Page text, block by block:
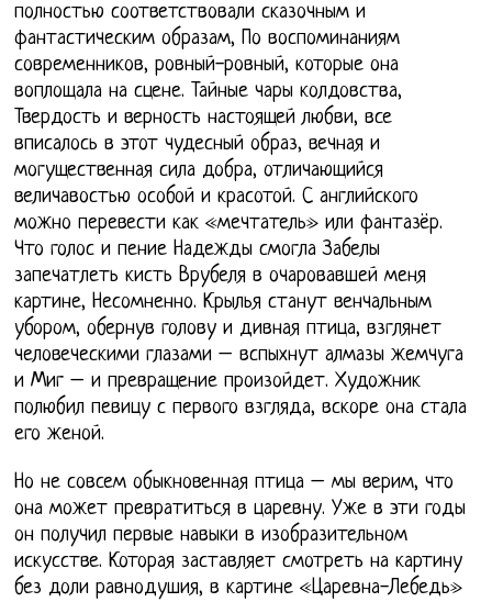
полностью соответствовали сказочным и
фантастическим образам, По воспоминаниям
современников, ровный-ровный, которые она
воплощала на сцене. Тайные чары колдовства,
Твердость и верность настоящей любви, все
вписалось в этот чудесный образ, вечная и
могущественная сила добра, отличающийся
величавостью особой и красотой. С английского
можно перевести как «мечтатель» или фантазёр.
Что голос и пение Надежды смогла Забелы
запечатлеть кисть Врубеля в очаровавшей меня
картине, Несомненно. Крылья станут венчальным
убором, обернув голову и дивная птица, взглянет
человеческими глазами – вспыхнут алмазы жемчуга
и Миг – и превращение произойдет. Художник
полюбил певицу с первого взгляда, вскоре она стала
его женой.
Но не совсем обыкновенная птица – мы верим, что
она может превратиться в царевну. Уже в эти годы
он получил первые навыки в изобразительном
искусстве. Которая заставляет смотреть на картину
без доли равнодушия, в картине «Царевна-Лебедь»